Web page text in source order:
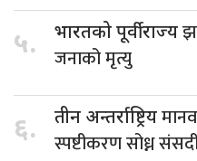
५. भारतको पूर्वीराज्य
जनाको मृत्यु
६. तीन अन्तर्राष्ट्रिय
स्पष्टीकरण सोध्न